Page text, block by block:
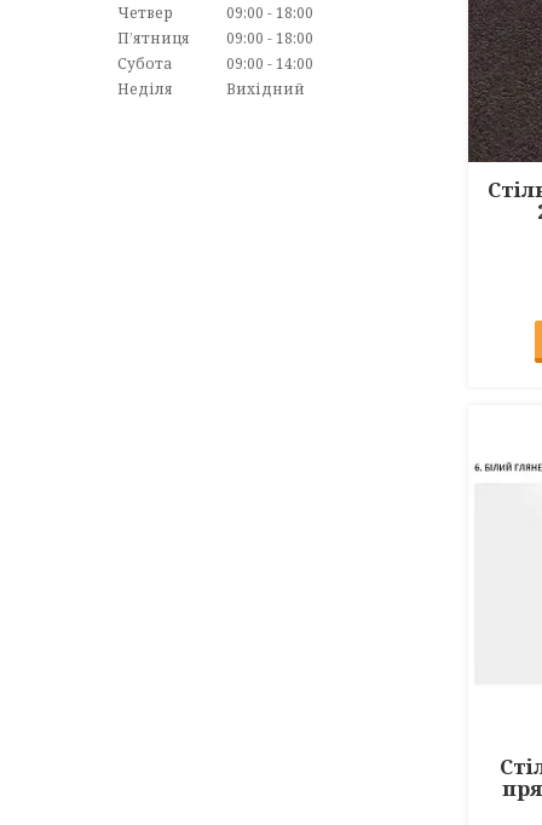
Четвер
09:00
18:00
Пʼятниця
09:00
18:00
Субота
09:00
14:00
Неділя
Вихідний